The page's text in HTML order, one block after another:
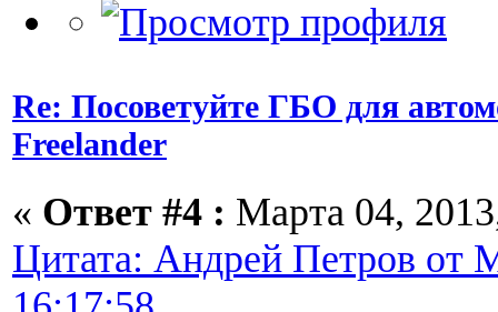
Re: Посоветуйте ГБО для
Freelander
« Ответ #4 : Марта 04,
Цитата: Андрей Петров от